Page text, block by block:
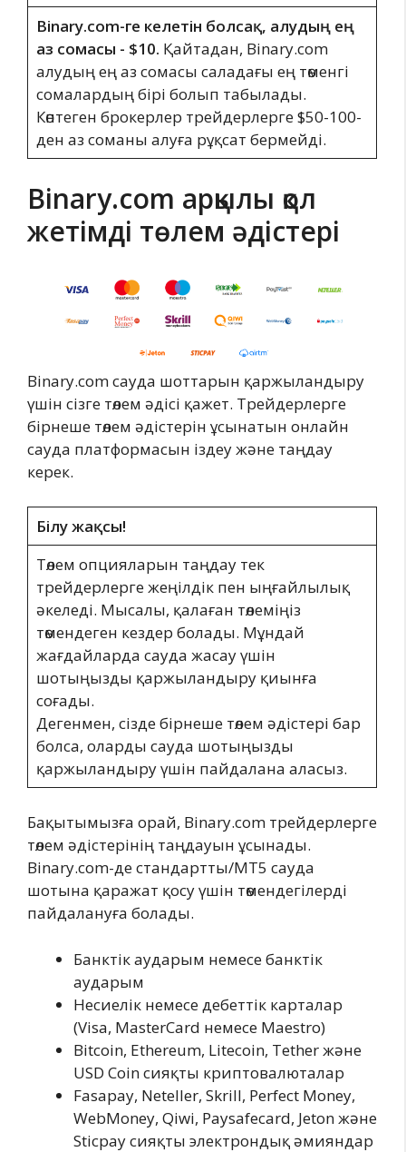
Binary.com-ге келетін болсақ, алудың ең
аз сомасы - $10. Қайтадан, Binary.com
алудың ең аз сомасы саладағы ең төменгі
сомалардың бірі болып табылады.
Көптеген брокерлер трейдерлерге $50-100-
ден аз соманы алуға рұқсат бермейді.
Binary.com арқылы қол
жетімді төлем әдістері
Binary.com сауда шоттарын қаржыландыру
үшін сізге төлем әдісі қажет. Трейдерлерге
бірнеше төлем әдістерін ұсынатын онлайн
сауда платформасын іздеу және таңдау
керек.
Білу жақсы!
Төлем опцияларын таңдау тек
трейдерлерге жеңілдік пен ыңғайлылық
әкеледі. Мысалы, қалаған төлеміңіз
төмендеген кездер болады. Мұндай
жағдайларда сауда жасау үшін
шотыңызды қаржыландыру қиынға
соғады.
Дегенмен, сізде бірнеше төлем әдістері бар
болса, оларды сауда шотыңызды
қаржыландыру үшін пайдалана аласыз.
Бақытымызға орай, Binary.com трейдерлерге
төлем әдістерінің таңдауын ұсынады.
Binary.com-де стандартты/MT5 сауда
шотына қаражат қосу үшін төмендегілерді
пайдалануға болады.
Банктік аударым немесе банктік
аударым
Несиелік немесе дебеттік карталар
(Visa, MasterCard немесе Maestro)
Bitcoin, Ethereum, Litecoin, Tether және
USD Coin сияқты криптовалюталар
Fasapay, Neteller, Skrill, Perfect Money,
WebMoney, Qiwi, Paysafecard, Jeton және
Sticpay сияқты электрондық әмияндар